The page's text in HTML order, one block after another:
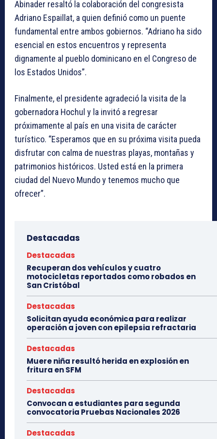
Abinader resaltó la colaboración del congresista
Adriano Espaillat, a quien definió como un puente
fundamental entre ambos gobiernos. “Adriano ha sido
esencial en estos encuentros y representa
dignamente al pueblo dominicano en el Congreso de
los Estados Unidos”.
Finalmente, el presidente agradeció la visita de la
gobernadora Hochul y la invitó a regresar
próximamente al país en una visita de carácter
turístico. “Esperamos que en su próxima visita pueda
disfrutar con calma de nuestras playas, montañas y
patrimonios históricos. Usted está en la primera
ciudad del Nuevo Mundo y tenemos mucho que
ofrecer”.
Destacadas
Destacadas
Recuperan dos vehículos y cuatro
motocicletas reportados como robados en
San Cristóbal
Destacadas
Solicitan ayuda económica para realizar
operación a joven con epilepsia refractaria
Destacadas
Muere niña resultó herida en explosión en
fritura en SFM
Destacadas
Convocan a estudiantes para segunda
convocatoria Pruebas Nacionales 2026
Destacadas